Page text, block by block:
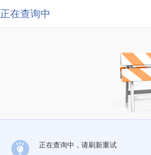
正在查询中
正在查询中，请刷新重试